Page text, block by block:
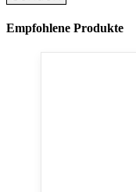
Empfohlene Produkte